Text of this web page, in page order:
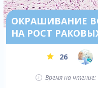
ОКРАШИВАНИЕ
НА РОСТ
26
Время на